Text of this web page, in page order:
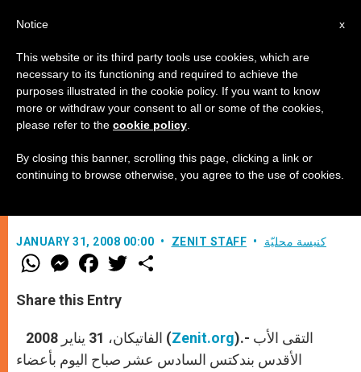
بندكتس السادس عشر يلتقي بأعضاء
المجمع الحبري لعقيدة الإيمان
JANUARY 31, 2008 00:00 ZENIT STAFF كنيسة محليّة
W
h
t
s
p
p
M
e
s
e
g
e
r
F
a
e
b
o
k
w
r
Share this Entry
الفاتيكان، 31 يناير 2008 (Zenit.org).- التقى الأب
الأقدس بندكتس السادس عشر صباح اليوم بأعضاء
x
Notice
This website or its third party tools use cookies, which are
necessary to its functioning and required to achieve the
purposes illustrated in the cookie policy. If you want to know
more or withdraw your consent to all or some of the cookies,
please refer to the cookie policy
By closing this banner, scrolling this page, clicking a link or
continuing to browse otherwise, you agree to the use of cookies.